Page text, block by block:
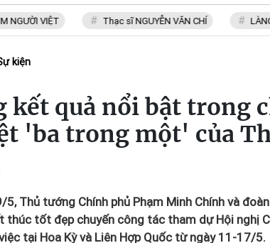
VIỆT Thạc sĩ NGUYỄN VĂN CHÍ LÀNG
kiện
kết quả nổi bật trong
'ba trong một' của
5, Thủ tướng Chính phủ Phạm Minh Chính và
thúc tốt đẹp chuyến công tác tham dự Hội nghị
tại Hoa Kỳ và Liên Hợp Quốc từ ngày 11-17/5.